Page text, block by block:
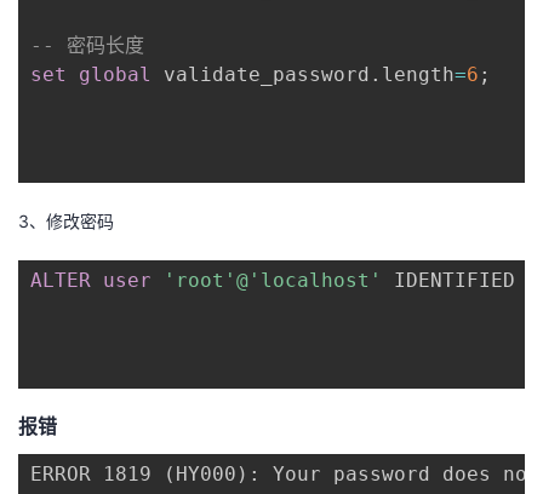
注
开
学
的
我
的
我
持
技
的
-- 密码长度
set
global validate_password . length=6 ;
3、修改密码
ALTER user 'root' @'localhost' IDENTIFIED
报错
ERROR 1819 (HY000): Your password